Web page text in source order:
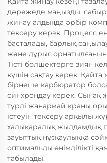
дәрежеде маңызды, сабыр
жинау алдында әрбір
тексеру керек. Процесс
басталады, барлық
және дұрыс
Тісті бөлшектерге зиян
күшін сақтау керек.
бірнеше карбюратор
синхрондау керек. Сынақ
түрлі жанармай краны
істеуін тексеру арқылы
халықаралық жылдамдық
зауыттық нұсқаулыққа
оптимальды өнімділікті
табылады.